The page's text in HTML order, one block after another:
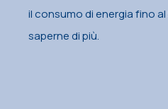
il consumo di energia fino
saperne di più.